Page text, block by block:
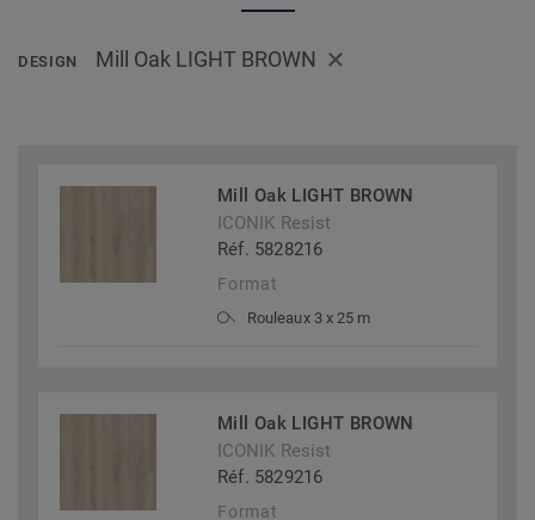
DESIGN Mill Oak LIGHT BROWN
Mill Oak LIGHT BROWN
ICONIK Resist
Réf. 5828216
Format
Rouleaux 3 x 25 m
Mill Oak LIGHT BROWN
ICONIK Resist
Réf. 5829216
Format